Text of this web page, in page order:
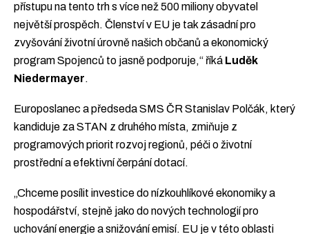
přístupu na tento trh s více než 500 miliony obyvatel
největší prospěch. Členství v EU je tak zásadní pro
zvyšování životní úrovně našich občanů a ekonomický
program Spojenců to jasně podporuje,“ říká Luděk
Niedermayer.
Europoslanec a předseda SMS ČR Stanislav Polčák, který
kandiduje za STAN z druhého místa, zmiňuje z
programových priorit rozvoj regionů, péči o životní
prostřední a efektivní čerpání dotací.
„Chceme posílit investice do nízkouhlíkové ekonomiky a
hospodářství, stejně jako do nových technologií pro
uchování energie a snižování emisí. EU je v této oblasti